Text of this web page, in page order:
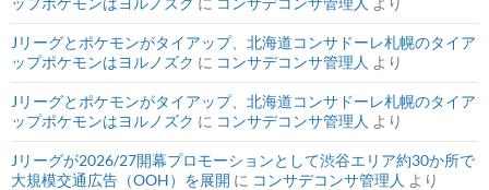
Jリーグとポケモンがタイアップ、北海道コンサドーレ札幌のタイア
ップポケモンはヨルノズク に コンサデコンサ管理人 より
Jリーグとポケモンがタイアップ、北海道コンサドーレ札幌のタイア
ップポケモンはヨルノズク に コンサデコンサ管理人 より
Jリーグが2026/27開幕プロモーションとして渋谷エリア約30か所で
大規模交通広告（OOH）を展開 に コンサデコンサ管理人 より